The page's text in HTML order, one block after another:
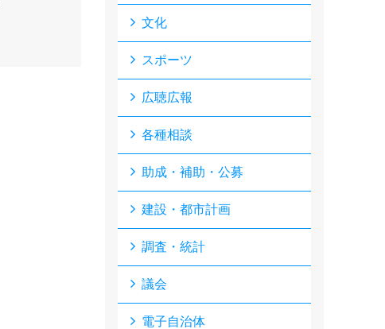
文化
スポーツ
広聴広報
各種相談
助成・補助・公募
建設・都市計画
調査・統計
議会
電子自治体